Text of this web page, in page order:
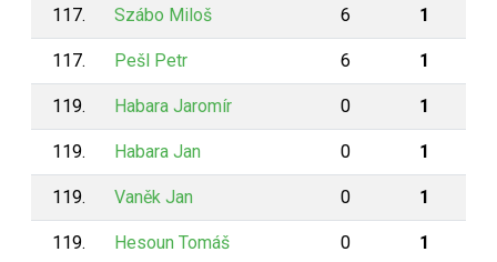
117. Szábo Miloš 6 1
117. Pešl Petr 6 1
119. Habara Jaromír 0 1
119. Habara Jan 0 1
119. Vaněk Jan 0 1
119. Hesoun Tomáš 0 1